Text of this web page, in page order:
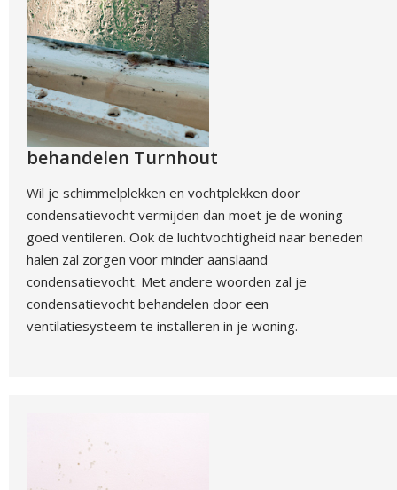
behandelen Turnhout
Wil je schimmelplekken en vochtplekken door
condensatievocht vermijden dan moet je de woning
goed ventileren. Ook de luchtvochtigheid naar beneden
halen zal zorgen voor minder aanslaand
condensatievocht. Met andere woorden zal je
condensatievocht behandelen door een
ventilatiesysteem te installeren in je woning.